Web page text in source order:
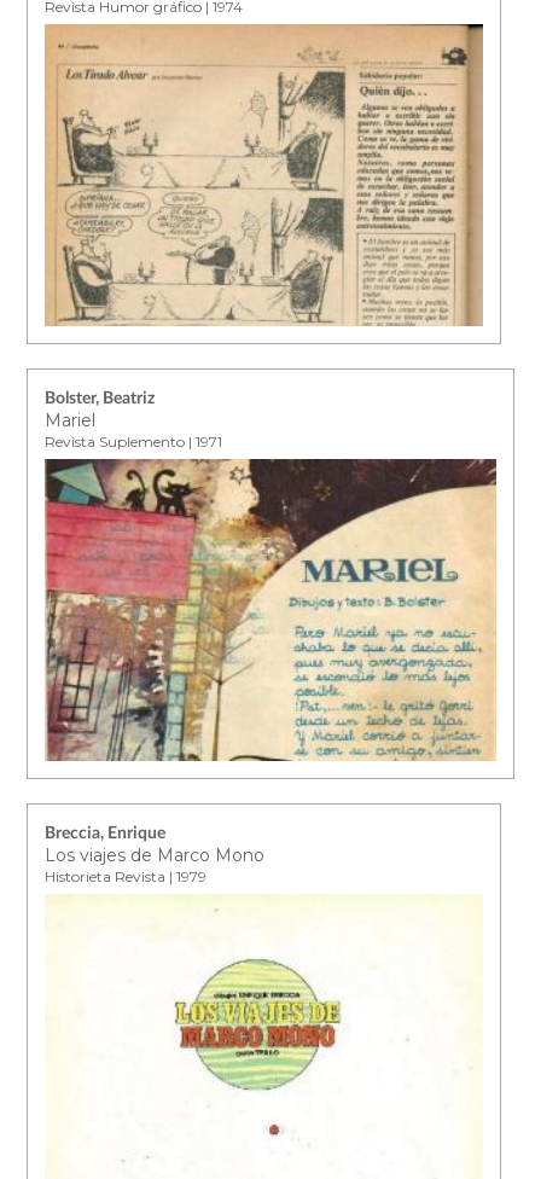
Revista Humor gráfico | 1974
Bolster, Beatriz
Mariel
Revista Suplemento | 1971
Breccia, Enrique
Los viajes de Marco Mono
Historieta Revista | 1979